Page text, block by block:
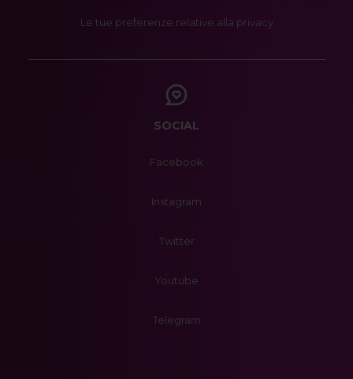
Le tue preferenze relative alla privacy
SOCIAL
Facebook
Instagram
Twitter
Youtube
Telegram